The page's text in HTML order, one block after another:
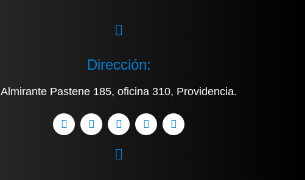
Dirección:
Almirante Pastene 185, oficina 310, Providencia.